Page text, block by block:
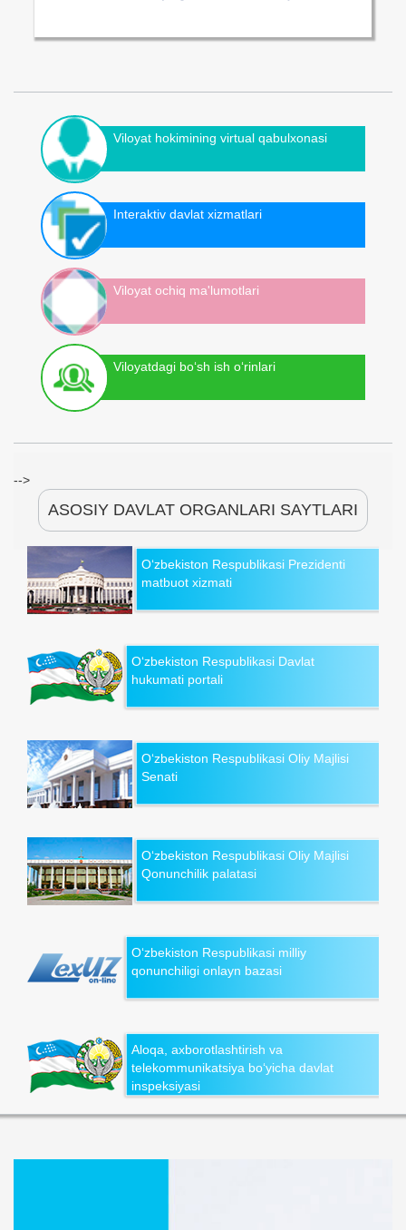
Viloyat hokimining virtual qabulxonasi
Interaktiv davlat xizmatlari
Viloyat ochiq ma'lumotlari
Viloyatdagi bo‘sh ish o‘rinlari
-->
ASOSIY DAVLAT ORGANLARI SAYTLARI
O‘zbekiston Respublikasi Prezidenti
matbuot xizmati
O‘zbekiston Respublikasi Davlat
hukumati portali
O‘zbekiston Respublikasi Oliy Majlisi
Senati
O‘zbekiston Respublikasi Oliy Majlisi
Qonunchilik palatasi
O‘zbekiston Respublikasi milliy
qonunchiligi onlayn bazasi
Aloqa, axborotlashtirish va
telekommunikatsiya bo‘yicha davlat
inspeksiyasi